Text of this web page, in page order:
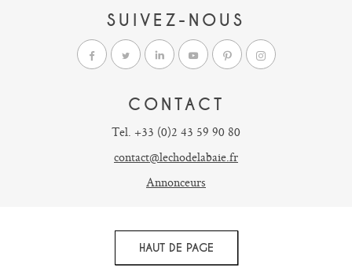
SUIVEZ-NOUS
CONTACT
Tel. +33 (0)2 43 59 90 80
contact@lechodelabaie.fr
Annonceurs
HAUT DE PAGE